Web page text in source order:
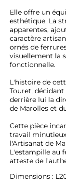
Elle offre un
esthétique. La
apparentes,
caractère
ornés de
visuellement la
fonctionnelle.
L'histoire de
Touret, décidant
derrière lui la
de Marolles et
Cette pièce
travail
l'Artisanat de
L'estampille au
atteste de
Dimensions :